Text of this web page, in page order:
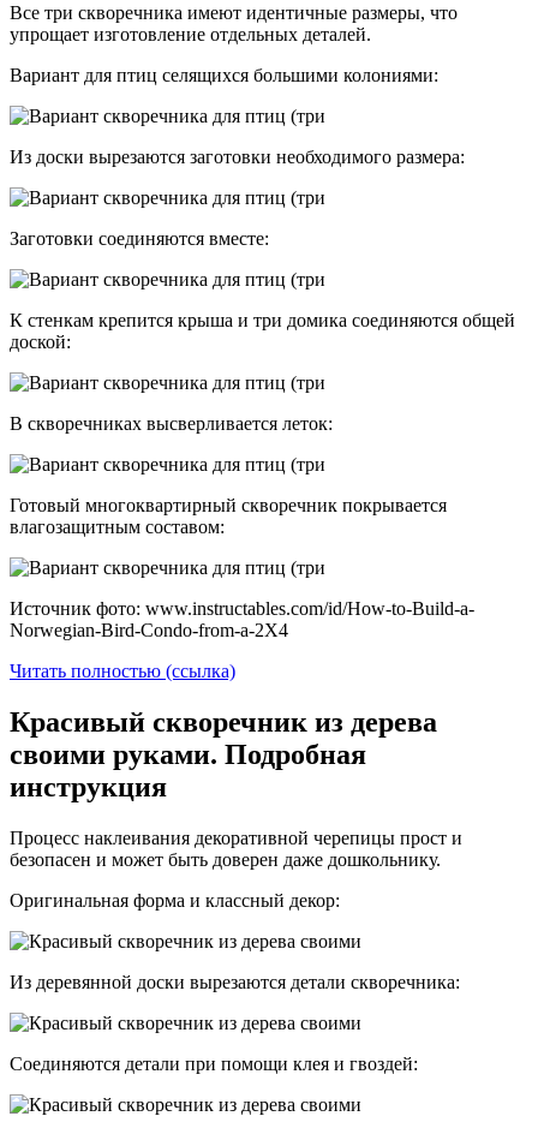
Все три скворечника имеют идентичные размеры, что
упрощает изготовление отдельных деталей.
Вариант для птиц селящихся большими колониями:
Из доски вырезаются заготовки необходимого размера:
Заготовки соединяются вместе:
К стенкам крепится крыша и три домика соединяются общей
доской:
В скворечниках высверливается леток:
Готовый многоквартирный скворечник покрывается
влагозащитным составом:
Источник фото: www.instructables.com/id/How-to-Build-a-
Norwegian-Bird-Condo-from-a-2X4
Читать полностью (ссылка)
Красивый скворечник из дерева
своими руками. Подробная
инструкция
Процесс наклеивания декоративной черепицы прост и
безопасен и может быть доверен даже дошкольнику.
Оригинальная форма и классный декор:
Из деревянной доски вырезаются детали скворечника:
Соединяются детали при помощи клея и гвоздей: